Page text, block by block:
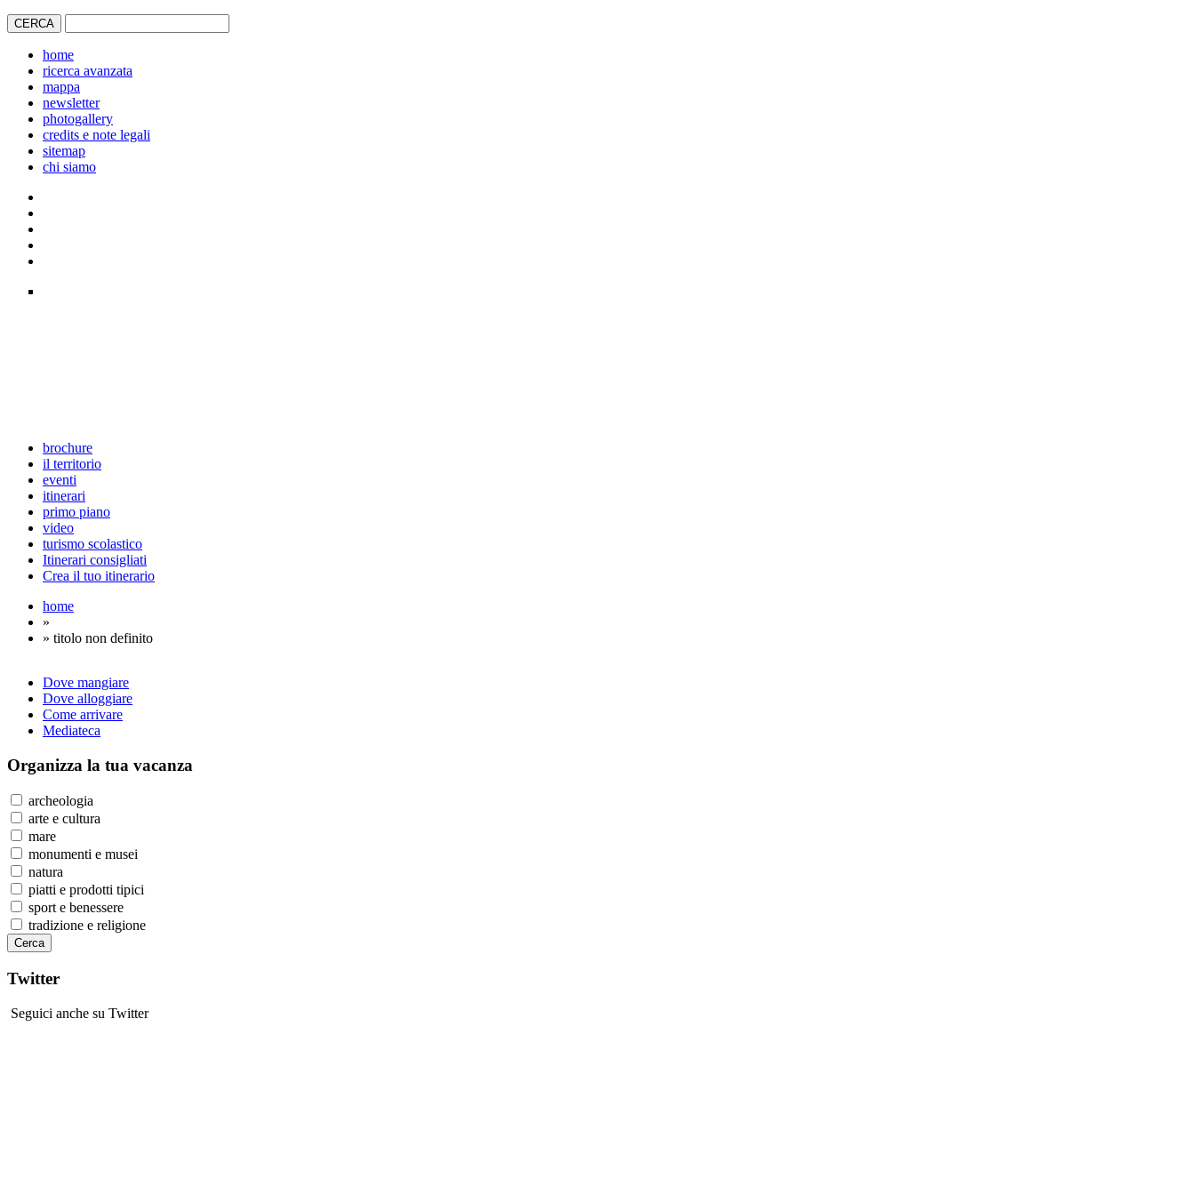
home
ricerca avanzata
mappa
newsletter
photogallery
credits e note legali
sitemap
chi siamo
brochure
il territorio
eventi
itinerari
primo piano
video
turismo scolastico
Itinerari consigliati
Crea il tuo itinerario
home
»
» titolo non definito
Dove mangiare
Dove alloggiare
Come arrivare
Mediateca
Organizza la tua vacanza
archeologia
arte e cultura
mare
monumenti e musei
natura
piatti e prodotti tipici
sport e benessere
tradizione e religione
Twitter
Seguici anche su Twitter